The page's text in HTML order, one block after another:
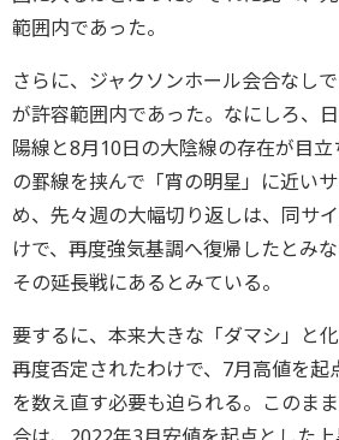
範囲内であった。
さらに、ジャクソンホール会合なし
が許容範囲内であった。なにしろ、
陽線と8月10日の大陰線の存在が目
の罫線を挟んで「宵の明星」に近い
め、先々週の大幅切り返しは、同サ
けで、再度強気基調へ復帰したとみ
その延長戦にあるとみている。
要するに、本来大きな「ダマシ」と
再度否定されたわけで、7月高値を起
を数え直す必要も迫られる。このま